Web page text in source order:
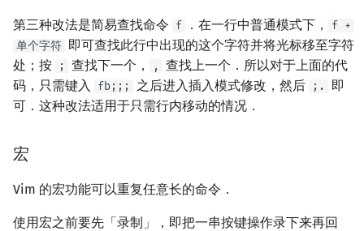
第三种改法是简易查找命令 f ．在一行中普通模式下，
f +
单个字符 即可查找此行中出现的这个字符并将光标移至字符
处；按
; 查找下一个， ,
查找上一个．所以对于上面的代
码，只需键入
fb;;; 之后进入插入模式修改，然后 ;.
即
可．这种改法适用于只需行内移动的情况．
宏
Vim 的宏功能可以重复任意长的命令．
使用宏之前要先「录制」，即把一串按键操作录下来再回